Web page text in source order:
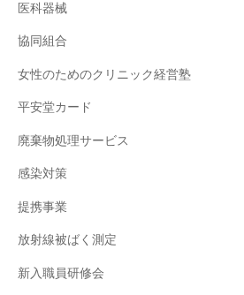
医科器械
協同組合
女性のためのクリニック経営塾
平安堂カード
廃棄物処理サービス
感染対策
提携事業
放射線被ばく測定
新入職員研修会